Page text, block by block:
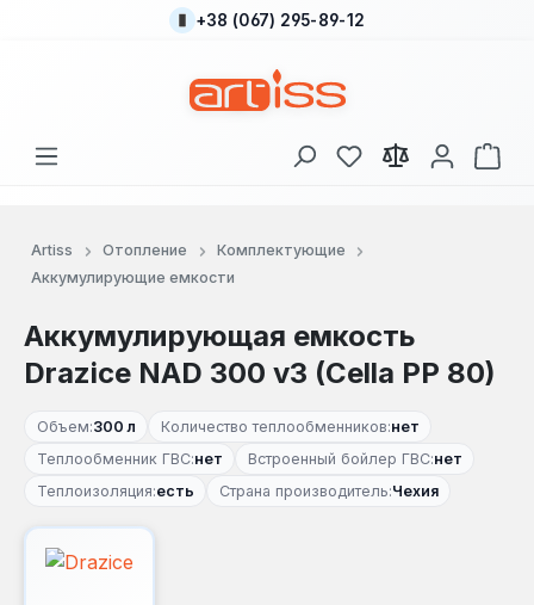
Перейти к основному содержанию
+38 (067) 295-89-12
У вас есть товары
В
Artiss Отопление
Комплектующие
Аккумулирующие емкости
Аккумулирующая емкость
Drazice NAD 300 v3 (Cella PP 80)
Объем:300 л Количество теплообменников:нет
Теплообменник ГВС:нет Встроенный бойлер ГВС:нет
Теплоизоляция:есть Страна производитель:Чехия